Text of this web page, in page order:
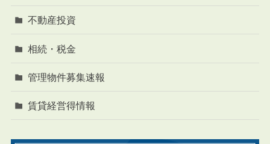
不動産投資
相続・税金
管理物件募集速報
賃貸経営得情報